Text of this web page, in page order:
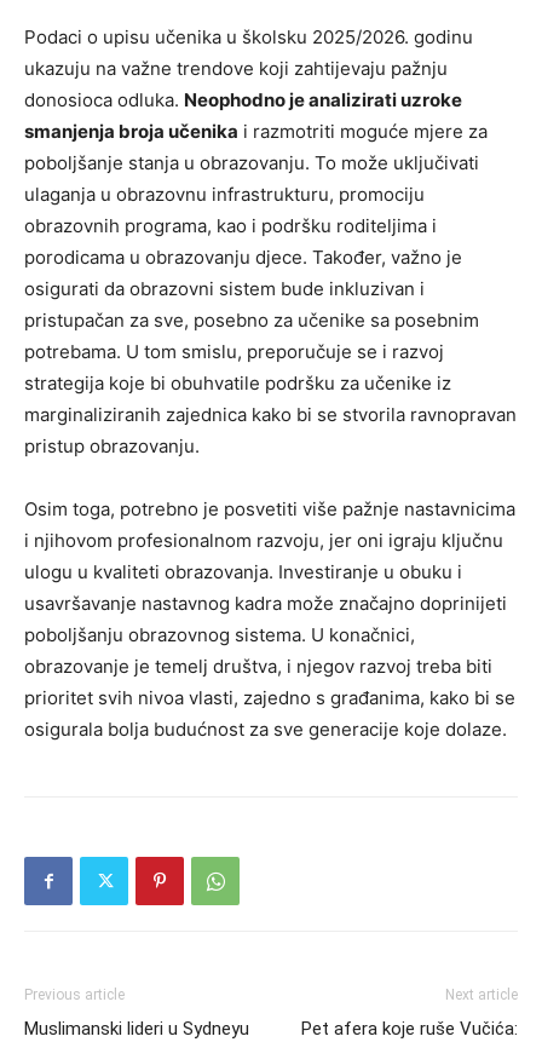
Podaci o upisu učenika u školsku 2025/2026. godinu
ukazuju na važne trendove koji zahtijevaju pažnju
donosioca odluka. Neophodno je analizirati uzroke
smanjenja broja učenika i razmotriti moguće mjere za
poboljšanje stanja u obrazovanju. To može uključivati
ulaganja u obrazovnu infrastrukturu, promociju
obrazovnih programa, kao i podršku roditeljima i
porodicama u obrazovanju djece. Također, važno je
osigurati da obrazovni sistem bude inkluzivan i
pristupačan za sve, posebno za učenike sa posebnim
potrebama. U tom smislu, preporučuje se i razvoj
strategija koje bi obuhvatile podršku za učenike iz
marginaliziranih zajednica kako bi se stvorila ravnopravan
pristup obrazovanju.
Osim toga, potrebno je posvetiti više pažnje nastavnicima
i njihovom profesionalnom razvoju, jer oni igraju ključnu
ulogu u kvaliteti obrazovanja. Investiranje u obuku i
usavršavanje nastavnog kadra može značajno doprinijeti
poboljšanju obrazovnog sistema. U konačnici,
obrazovanje je temelj društva, i njegov razvoj treba biti
prioritet svih nivoa vlasti, zajedno s građanima, kako bi se
osigurala bolja budućnost za sve generacije koje dolaze.
Previous article
Muslimanski lideri u Sydneyu
Next article
Pet afera koje ruše Vučića: